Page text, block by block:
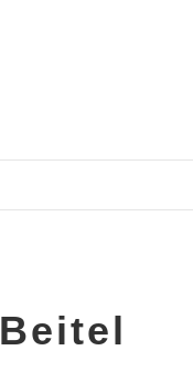
Beitel